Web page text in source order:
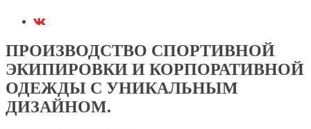
ПРОИЗВОДСТВО СПОРТИВНОЙ
ЭКИПИРОВКИ И КОРПОРАТИВНОЙ
ОДЕЖДЫ С УНИКАЛЬНЫМ
ДИЗАЙНОМ.